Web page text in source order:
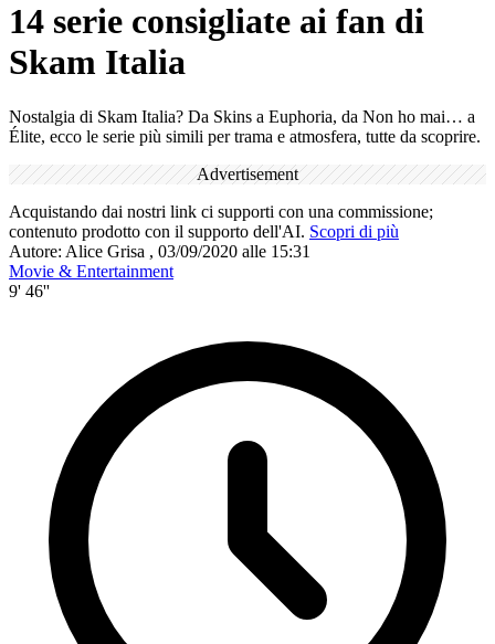
14 serie consigliate ai fan di
Skam Italia
Nostalgia di Skam Italia? Da Skins a Euphoria, da Non ho mai… a
Élite, ecco le serie più simili per trama e atmosfera, tutte da scoprire.
Advertisement
Acquistando dai nostri link ci supporti con una commissione;
contenuto prodotto con il supporto dell'AI. Scopri di più
Autore: Alice Grisa , 03/09/2020 alle 15:31
Movie & Entertainment
9' 46''